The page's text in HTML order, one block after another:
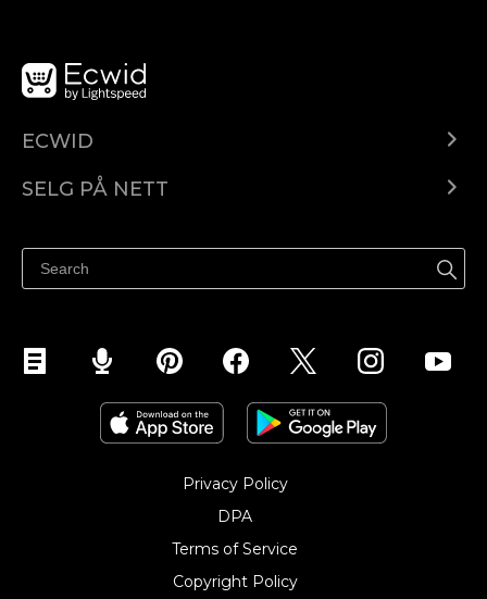
ECWID
Pris
SELG PÅ NETT
Selg på Facebook
Selg på Instagram
Privacy Policy
DPA
Terms of Service
Copyright Policy‎